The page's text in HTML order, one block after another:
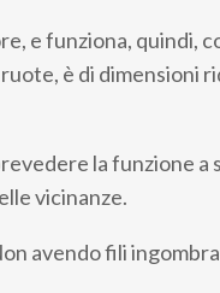
e funziona, quindi,
è di dimensioni
la funzione
vicinanze.
avendo fili